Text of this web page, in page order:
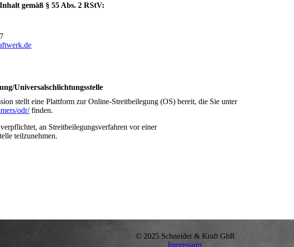
gemäß § 55 Abs. 2 RStV:
Universalschlichtungsstelle
stellt eine Plattform zur Online-Streitbeilegung (OS) bereit, die Sie unter
odr/finden.
an Streitbeilegungsverfahren vor einer
teilzunehmen.
© 2025 Schneider & Kraft GbR
Impressum